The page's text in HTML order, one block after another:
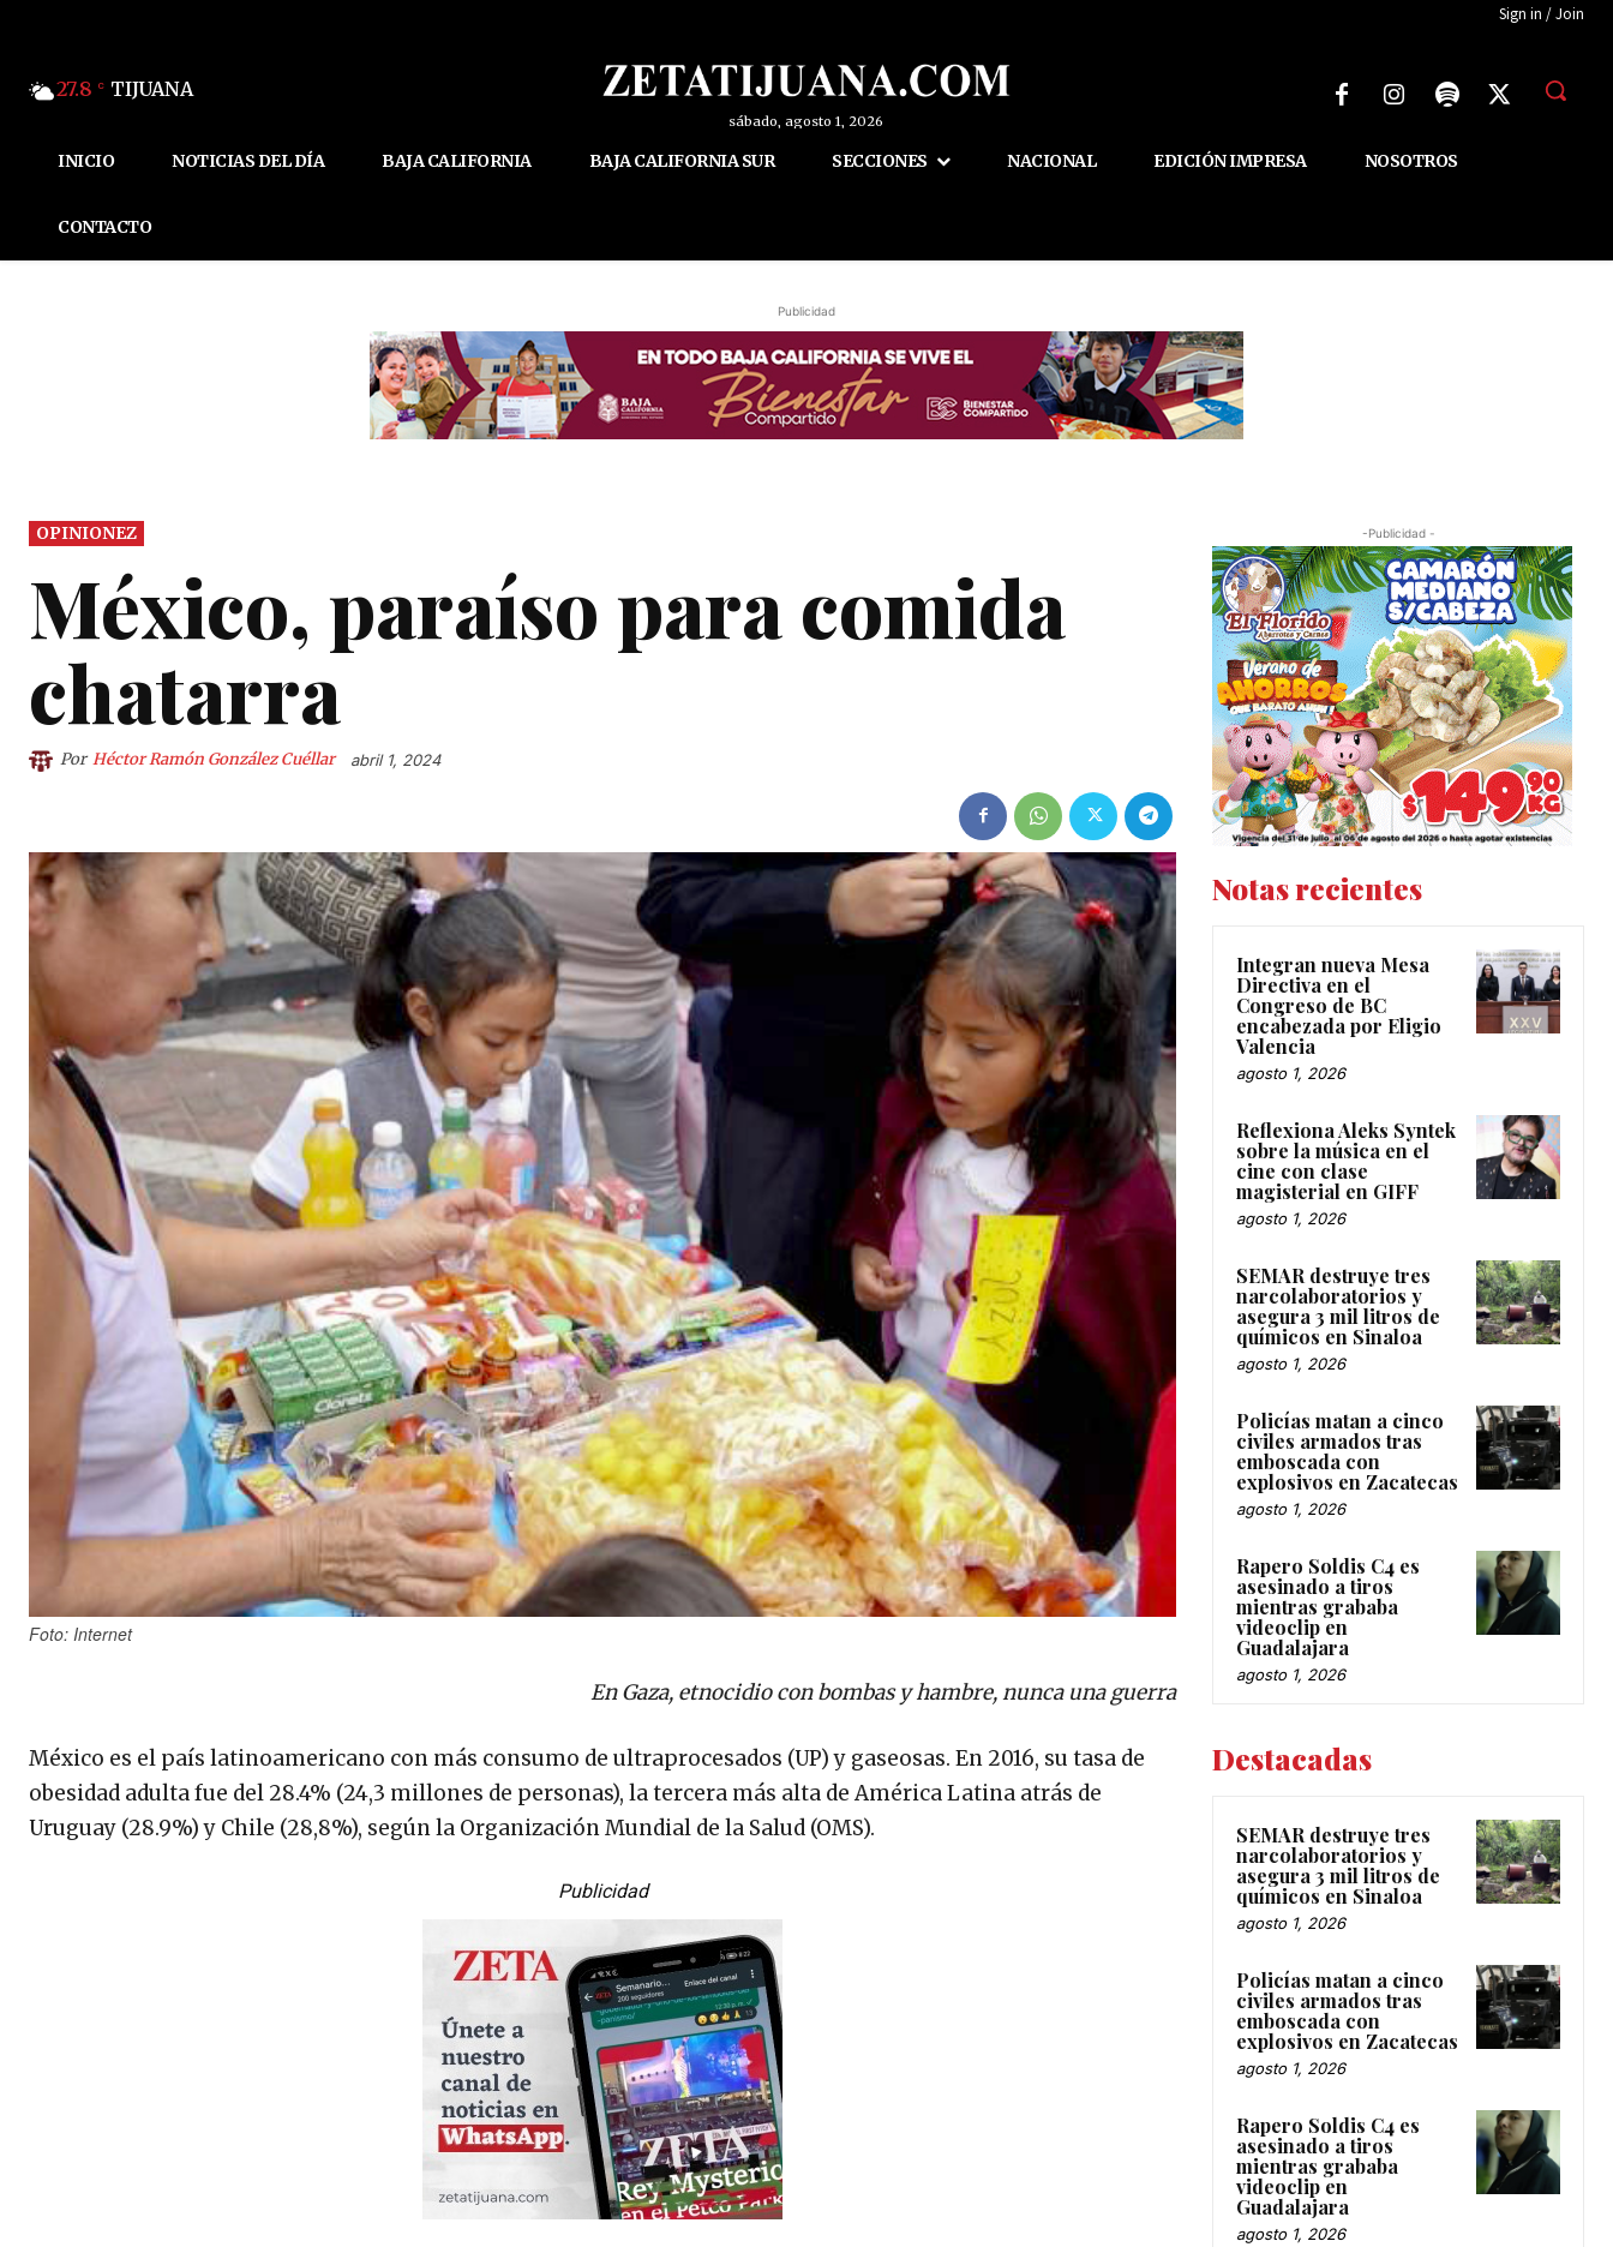
Sign in / Join
27.8 C TIJUANA
sábado, agosto 1, 2026
INICIO NOTICIAS DEL DÍA BAJA CALIFORNIA BAJA CALIFORNIA SUR SECCIONES NACIONAL EDICIÓN IMPRESA NOSOTROS
CONTACTO
Publicidad
OPINIONEZ
México, paraíso para comida
chatarra
Por Héctor Ramón González Cuéllar abril 1, 2024
Foto: Internet
En Gaza, etnocidio con bombas y hambre, nunca una guerra
México es el país latinoamericano con más consumo de ultraprocesados (UP) y gaseosas. En 2016, su tasa de
obesidad adulta fue del 28.4% (24,3 millones de personas), la tercera más alta de América Latina atrás de
Uruguay (28.9%) y Chile (28,8%), según la Organización Mundial de la Salud (OMS).
Publicidad
-Publicidad -
Notas recientes
Integran nueva Mesa
Directiva en el
Congreso de BC
encabezada por Eligio
Valencia
agosto 1, 2026
Reflexiona Aleks Syntek
sobre la música en el
cine con clase
magisterial en GIFF
agosto 1, 2026
SEMAR destruye tres
narcolaboratorios y
asegura 3 mil litros de
químicos en Sinaloa
agosto 1, 2026
Policías matan a cinco
civiles armados tras
emboscada con
explosivos en Zacatecas
agosto 1, 2026
Rapero Soldis C4 es
asesinado a tiros
mientras grababa
videoclip en
Guadalajara
agosto 1, 2026
Destacadas
SEMAR destruye tres
narcolaboratorios y
asegura 3 mil litros de
químicos en Sinaloa
agosto 1, 2026
Policías matan a cinco
civiles armados tras
emboscada con
explosivos en Zacatecas
agosto 1, 2026
Rapero Soldis C4 es
asesinado a tiros
mientras grababa
videoclip en
Guadalajara
agosto 1, 2026